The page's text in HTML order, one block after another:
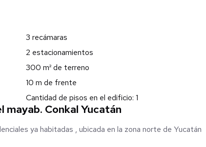
3 recámaras
2 estacionamientos
300 m² de terreno
10 m de frente
Cantidad de pisos en el edificio: 1
mayab. Conkal Yucatán
ya habitadas , ubicada en la zona norte de Yucatán